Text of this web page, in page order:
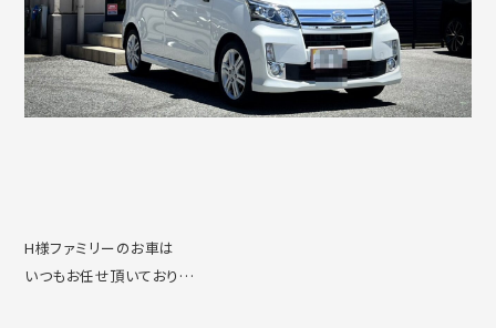
H様ファミリーのお車は
いつもお任せ頂いており…